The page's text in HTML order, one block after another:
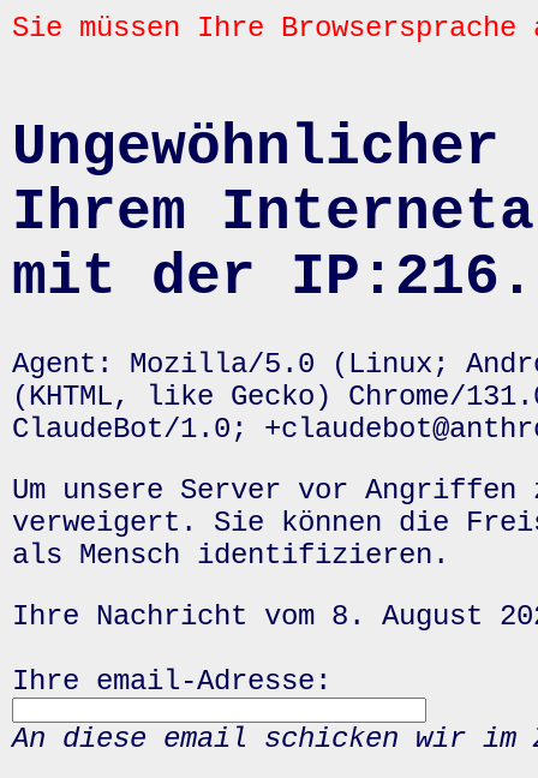
Sie müssen Ihre
Ihrem
mit der
Agent: Mozilla/5.0 (Linux;
(KHTML, like Gecko) Chrome/
ClaudeBot/1.0;
Um unsere Server vor
verweigert. Sie können die
als Mensch identifizieren.
Ihre Nachricht vom 8. August
Ihre email-Adresse:
An diese email schicken wir